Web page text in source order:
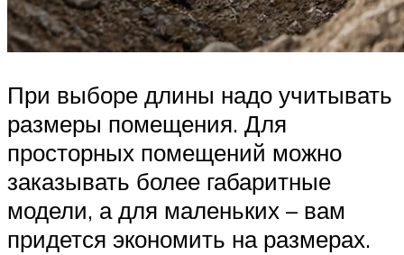
При выборе длины надо учитывать
размеры помещения. Для
просторных помещений можно
заказывать более габаритные
модели, а для маленьких – вам
придется экономить на размерах.